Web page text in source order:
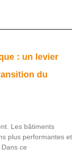
: un levier
du
Les bâtiments
plus performantes et
ce